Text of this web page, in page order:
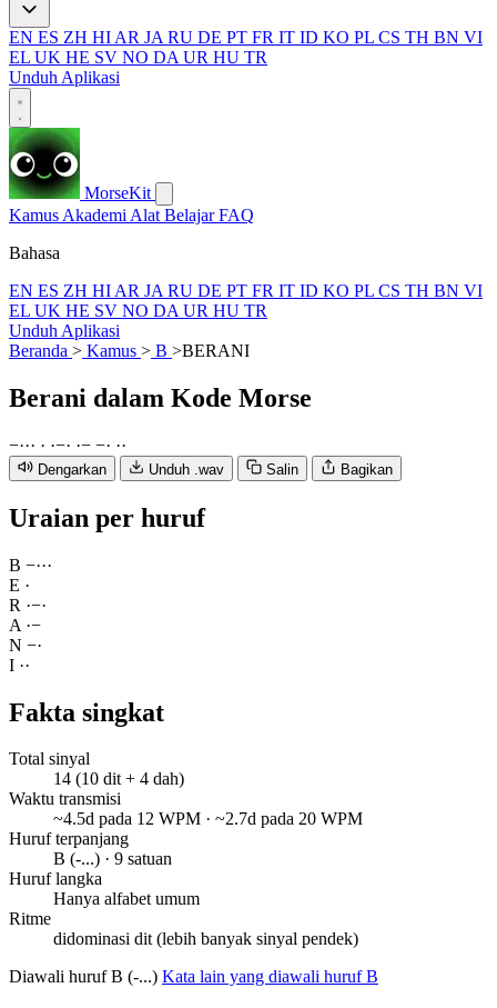
EN ES ZH HI AR JA RU DE PT FR IT ID KO PL CS TH BN VI
EL UK HE SV NO DA UR HU TR
Unduh Aplikasi
MorseKit
Kamus Akademi Alat BelajarFAQ
Bahasa
EN ES ZH HI AR JA RU DE PT FR IT ID KO PL CS TH BN VI
EL UK HE SV NO DA UR HU TR
Unduh Aplikasi
Beranda > Kamus > B >BERANI
Berani dalam Kode Morse
−··· · ·−· ·− −· ··
Dengarkan Unduh .wav Salin Bagikan
Uraian per huruf
B −···
E ·
R ·−·
A ·−
N −·
I ··
Fakta singkat
Total sinyal
14 (10 dit + 4 dah)
Waktu transmisi
~4.5d pada 12 WPM · ~2.7d pada 20 WPM
Huruf terpanjang
B (-...) · 9 satuan
Huruf langka
Hanya alfabet umum
Ritme
didominasi dit (lebih banyak sinyal pendek)
Diawali huruf B (-...) Kata lain yang diawali huruf B